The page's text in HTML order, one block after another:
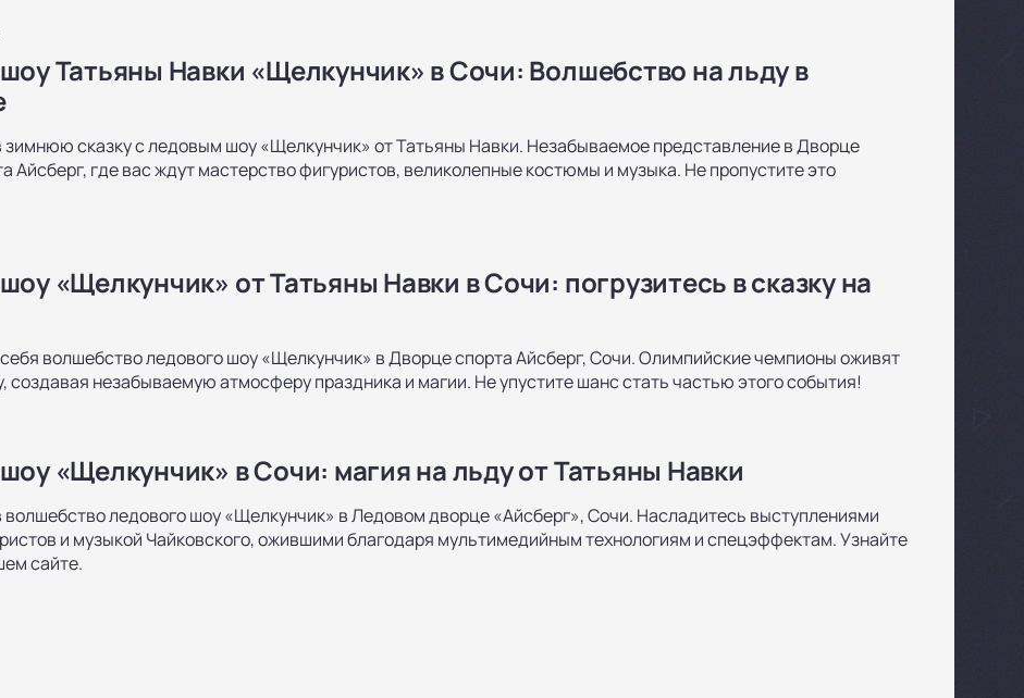
Татьяны Навки «Щелкунчик» в Сочи: Волшебство на льду в
зимнюю сказку с ледовым шоу «Щелкунчик» от Татьяны Навки. Незабываемое представление в Дворце
Айсберг, где вас ждут мастерство фигуристов, великолепные костюмы и музыка. Не пропустите это
«Щелкунчик» от Татьяны Навки в Сочи: погрузитесь в сказку на
волшебство ледового шоу «Щелкунчик» в Дворце спорта Айсберг, Сочи. Олимпийские чемпионы оживят
создавая незабываемую атмосферу праздника и магии. Не упустите шанс стать частью этого события!
«Щелкунчик» в Сочи: магия на льду от Татьяны Навки
волшебство ледового шоу «Щелкунчик» в Ледовом дворце «Айсберг», Сочи. Насладитесь выступлениями
и музыкой Чайковского, ожившими благодаря мультимедийным технологиям и спецэффектам. Узнайте
сайте.